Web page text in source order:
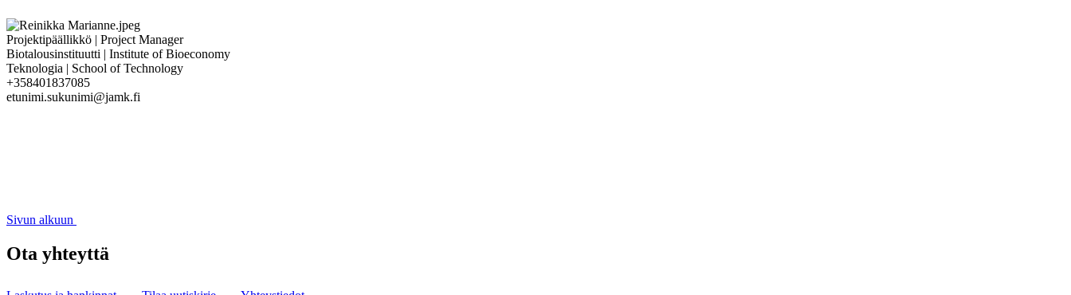
Projektipäällikkö | Project Manager
Biotalousinstituutti | Institute of Bioeconomy
Teknologia | School of Technology
+358401837085
etunimi.sukunimi@jamk.fi
Sivun alkuun
Ota yhteyttä